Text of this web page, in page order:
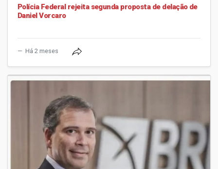
Polícia Federal rejeita segunda proposta de delação de
Daniel Vorcaro
Há 2 meses